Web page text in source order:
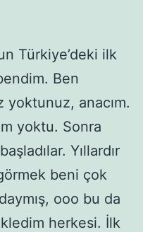
Türkiye’deki ilk
Ben
anacım.
yoktu. Sonra
Yıllardır
beni çok
ooo bu da
herkesi. İlk